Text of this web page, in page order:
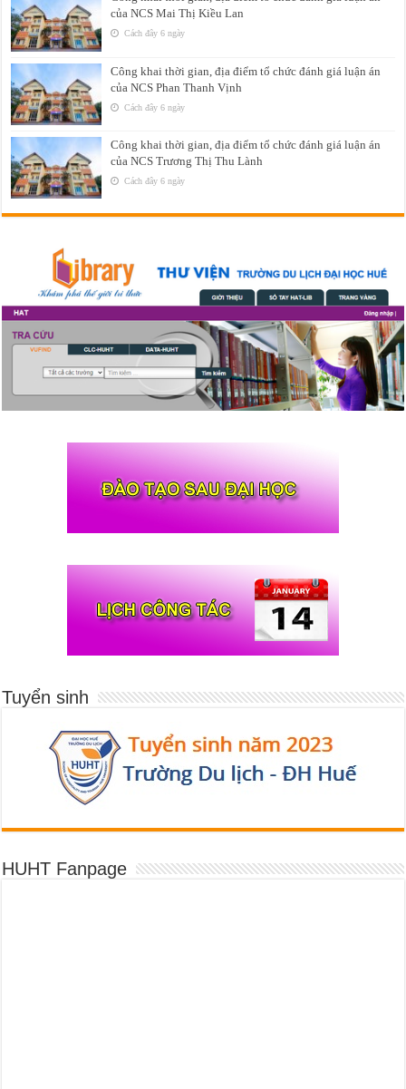
của NCS Mai Thị Kiều Lan
Cách đây 6 ngày
Công khai thời gian, địa điểm tổ chức đánh giá luận án
của NCS Phan Thanh Vịnh
Cách đây 6 ngày
Công khai thời gian, địa điểm tổ chức đánh giá luận án
của NCS Trương Thị Thu Lành
Cách đây 6 ngày
Tuyển sinh
HUHT Fanpage